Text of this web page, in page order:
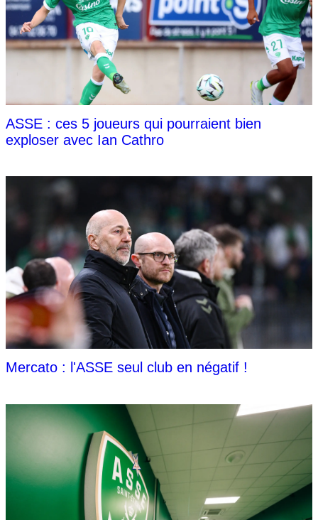
ASSE : ces 5 joueurs qui pourraient bien
exploser avec Ian Cathro
Mercato : l'ASSE seul club en négatif !